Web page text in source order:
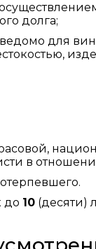
долга;
для
в
до 10 (десяти)